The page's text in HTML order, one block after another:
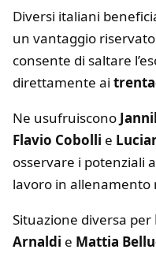
Diversi italiani
un vantaggio
consente di saltare
direttamente ai
Ne usufruiscono
Flavio Cobolli e
osservare i potenziali
lavoro in
Situazione diversa per
Arnaldi e Mattia